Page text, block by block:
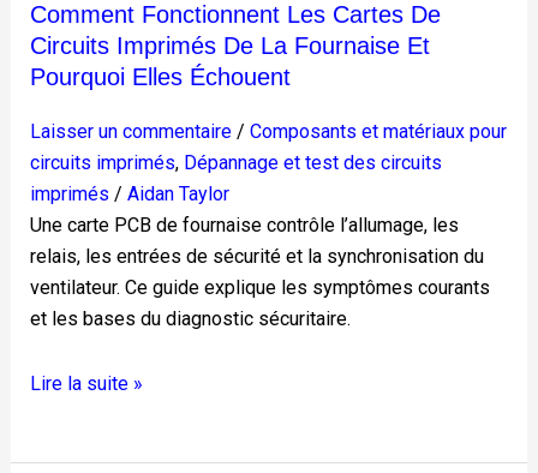
Comment Fonctionnent Les Cartes De
Circuits Imprimés De La Fournaise Et
Pourquoi Elles Échouent
Laisser un commentaire / Composants et matériaux pour
circuits imprimés, Dépannage et test des circuits
imprimés / Aidan Taylor
Une carte PCB de fournaise contrôle l’allumage, les
relais, les entrées de sécurité et la synchronisation du
ventilateur. Ce guide explique les symptômes courants
et les bases du diagnostic sécuritaire.
et
pourquoi
elles
échouent
Lire la suite »